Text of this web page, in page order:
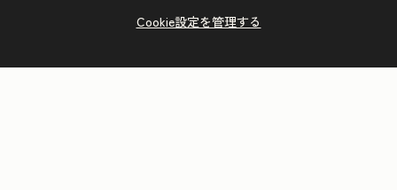
Cookie設定を管理する